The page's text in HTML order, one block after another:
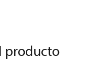
producto